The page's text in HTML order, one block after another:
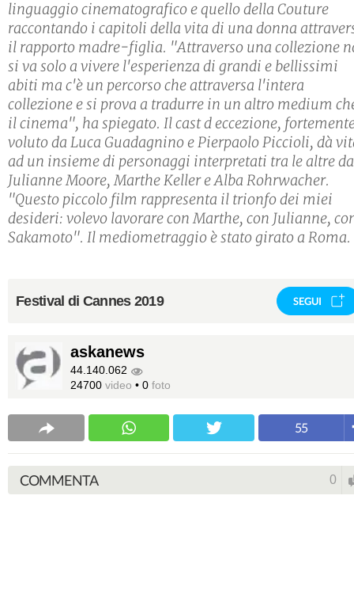
linguaggio cinematografico e quello della Couture
raccontando i capitoli della vita di una donna
il rapporto madre-figlia. "Attraverso una collezione
si va solo a vivere l'esperienza di grandi e bellissimi
abiti ma c'è un percorso che attraversa l'intera
collezione e si prova a tradurre in un altro medium
il cinema", ha spiegato. Il cast d eccezione,
voluto da Luca Guadagnino e Pierpaolo Piccioli, dà
ad un insieme di personaggi interpretati tra le altre da
Julianne Moore, Marthe Keller e Alba Rohrwacher.
"Questo piccolo film rappresenta il trionfo dei miei
desideri: volevo lavorare con Marthe, con Julianne,
Sakamoto". Il mediometraggio è stato girato a Roma.
Festival di Cannes 2019 SEGUI
askanews
44.140.062
24700 video • 0 foto
55
COMMENTA 0